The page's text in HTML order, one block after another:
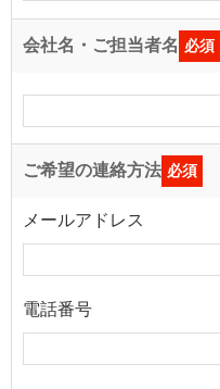
会社名・ご担当者名 必須
ご希望の連絡方法 必須
メールアドレス
電話番号